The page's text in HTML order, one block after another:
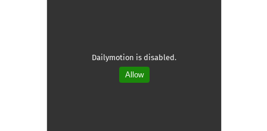
Dailymotion is disabled.
Allow